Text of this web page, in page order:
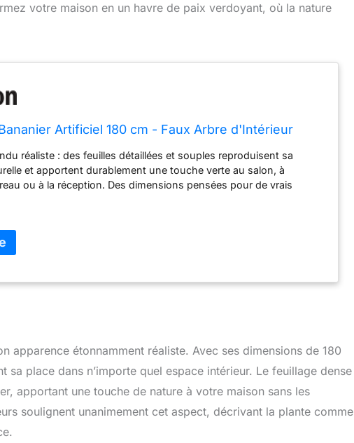
votre maison en un havre de paix verdoyant, où la nature
Artificiel 180 cm - Faux Arbre d'Intérieur
réaliste : des feuilles détaillées et souples reproduisent sa
et apportent durablement une touche verte au salon, à
ou à la réception. Des dimensions pensées pour de vrais
restaurants et projets d'aménagement intérieur. Feuilles et
: dès la sortie du carton, écartez-les et orientez-les
régler le volume, la largeur et la silhouette selon votre espace. Pot
à base stable inclus, prêt à poser ou à glisser dans un cache-pot
ni lumière naturelle : un dépoussiérage occasionnel suffit pour
apparence étonnamment réaliste. Avec ses dimensions de 180
place dans n’importe quel espace intérieur. Le feuillage dense
apportant une touche de nature à votre maison sans les
soulignent unanimement cet aspect, décrivant la plante comme